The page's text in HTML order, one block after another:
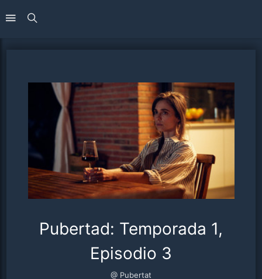
Pubertad: Temporada 1,
Episodio 3
@ Pubertat